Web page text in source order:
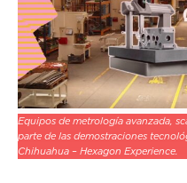
Equipos de metrología avanzada,
parte de las demostraciones
Chihuahua – Hexagon Experience.